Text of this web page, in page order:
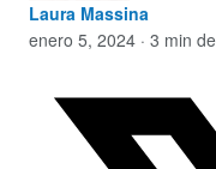
Laura Massina
enero 5, 2024 · 3 min